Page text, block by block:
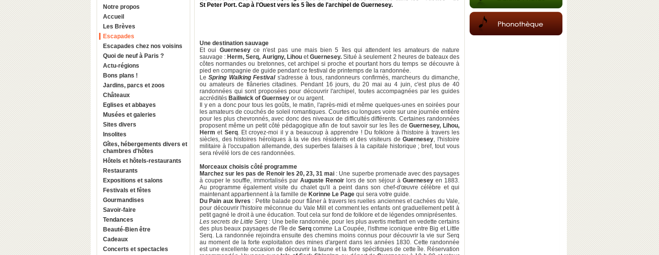
Notre propos
Accueil
Les Brèves
Escapades
Escapades chez nos voisins
Quoi de neuf à Paris ?
Actu-régions
Bons plans !
Jardins, parcs et zoos
Châteaux
Eglises et abbayes
Musées et galeries
Sites divers
Insolites
Gîtes, hébergements divers et
chambres d'hôtes
Hôtels et hôtels-restaurants
Restaurants
Expositions et salons
Festivals et fêtes
Gourmandises
Savoir-faire
Tendances
Beauté-Bien être
Cadeaux
Concerts et spectacles
St Peter Port. Cap à l'Ouest vers les 5 îles de l'archipel de Guernesey.
Une destination sauvage
Et oui Guerneseyce n'est pas une mais bien 5 îles qui attendent les amateurs de nature
sauvage : Herm, Serq, Aurigny, LihouetGuernesey.Situé à seulement 2 heures de bateaux des
côtes normandes ou bretonnes, cet archipel si proche et pourtant hors du temps se découvre à
pied en compagnie de guide pendant ce festival de printemps de la randonnée.
LeSpring Walking Festivals'adresse à tous, randonneurs confirmés, marcheurs du dimanche,
ou amateurs de flâneries citadines. Pendant 16 jours, du 20 mai au 4 juin, c'est plus de 40
randonnées qui sont proposées pour découvrir l'archipel, toutes accompagnées par les guides
accrédités Bailiwick of Guernsey or ou argent.
Il y en a donc pour tous les goûts, le matin, l'après-midi et même quelques-unes en soirées pour
les amateurs de couchés de soleil romantiques. Courtes ou longues voire sur une journée entière
pour les plus chevronnés, avec donc des niveaux de difficultés différents. Certaines randonnées
proposent même un petit côté pédagogique afin de tout savoir sur les îles deGuernesey, Lihou,
Hermet Serq. Et croyez-moi il y a beaucoup à apprendre ! Du folklore à l'histoire à travers les
siècles, des histoires héroïques à la vie des résidents et des visiteurs deGuernesey, l'histoire
militaire à l'occupation allemande, des superbes falaises à la capitale historique ; bref, tout vous
sera révélé lors de ces randonnées.
Morceaux choisis côté programme
Marchez sur les pas de Renoir les 20, 23, 31 mai : Une superbe promenade avec des paysages
à couper le souffle, immortalisés par Auguste Renoir lors de son séjour à Guernesey en 1883.
Au programme également visite du chalet qu'il a peint dans son chef-d'œuvre célèbre et qui
maintenant appartiennent à la famille de Korinne Le Page qui sera votre guide.
Du Pain aux livres : Petite balade pour flâner à travers les ruelles anciennes et cachées du Vale,
pour découvrir l'histoire méconnue du Vale Mill et comment les enfants ont graduellement petit à
petit gagné le droit à une éducation. Tout cela sur fond de folklore et de légendes omniprésentes.
Les secrets de Little Serq : Une belle randonnée, pour les plus avertis mettant en vedette certains
des plus beaux paysages de l'île de Serqcomme La Coupée, l'isthme iconique entre Big et Little
Serq. La randonnée rejoindra ensuite des chemins moins connus pour découvrir la vie sur Serq
au moment de la forte exploitation des mines d'argent dans les années 1830. Cette randonnée
est une excellente occasion de découvrir la faune et la flore spécifiques de cette île. Réservation